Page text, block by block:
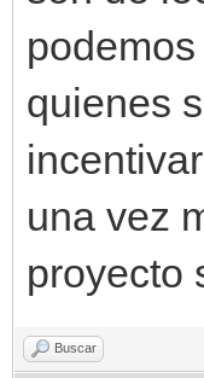
quienes
una vez
proyecto
Buscar